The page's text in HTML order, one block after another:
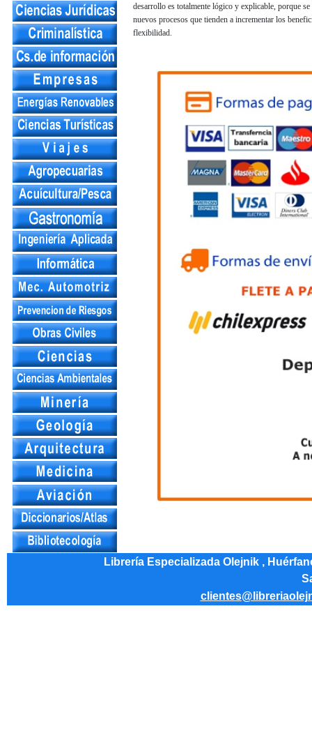
desarrollo es totalmente lógico y explicable, porque
nuevos procesos que tienden a incrementar los
flexibilidad.
Librería Especializada Olejnik ,